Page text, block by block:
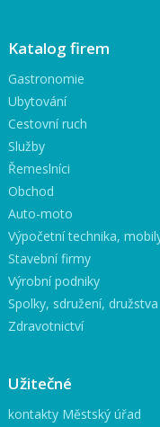
Katalog firem
Gastronomie
Ubytování
Cestovní ruch
Služby
Řemeslníci
Obchod
Auto-moto
Výpočetní technika,
Stavební firmy
Výrobní podniky
Spolky, sdružení, družstva
Zdravotnictví
Užitečné
kontakty Městský úřad